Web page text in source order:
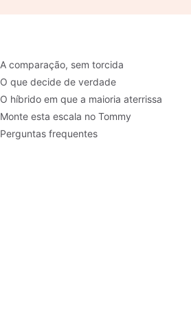
A comparação, sem torcida
O que decide de verdade
O híbrido em que a maioria aterrissa
Monte esta escala no Tommy
Perguntas frequentes